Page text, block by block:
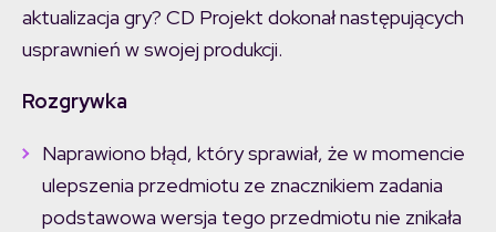
aktualizacja gry? CD Projekt dokonał następujących
usprawnień w swojej produkcji.
Rozgrywka
Naprawiono błąd, który sprawiał, że w momencie
ulepszenia przedmiotu ze znacznikiem zadania
podstawowa wersja tego przedmiotu nie znikała